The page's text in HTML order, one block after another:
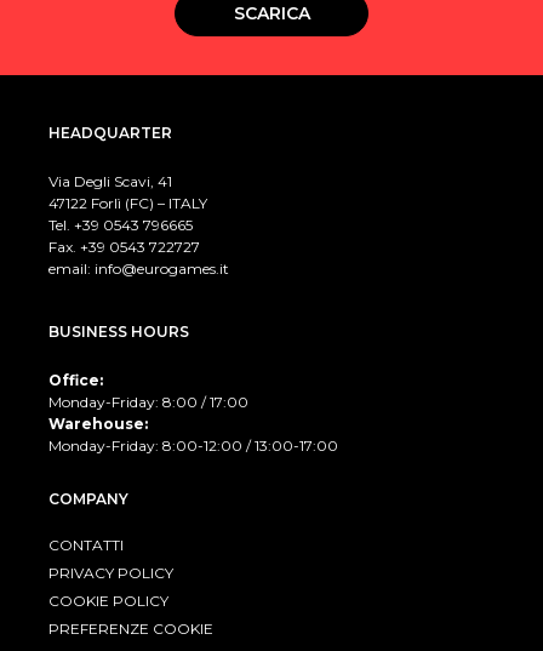
SCARICA
HEADQUARTER
Via Degli Scavi, 41
47122 Forlì (FC) – ITALY
Tel. +39 0543 796665
Fax. +39 0543 722727
email: info@eurogames.it
BUSINESS HOURS
Office:
Monday-Friday: 8:00 / 17:00
Warehouse:
Monday-Friday: 8:00-12:00 / 13:00-17:00
COMPANY
CONTATTI
PRIVACY POLICY
COOKIE POLICY
PREFERENZE COOKIE